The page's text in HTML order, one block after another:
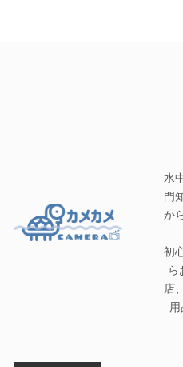
水
門
か
初
ら
店